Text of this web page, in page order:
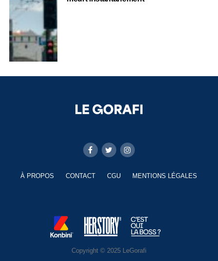
À PROPOS CONTACT CGU MENTIONS LÉGALES
Copyright © 2025 LeGorafi